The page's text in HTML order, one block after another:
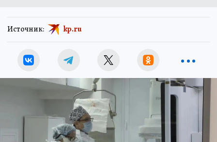
Источник: kp.ru